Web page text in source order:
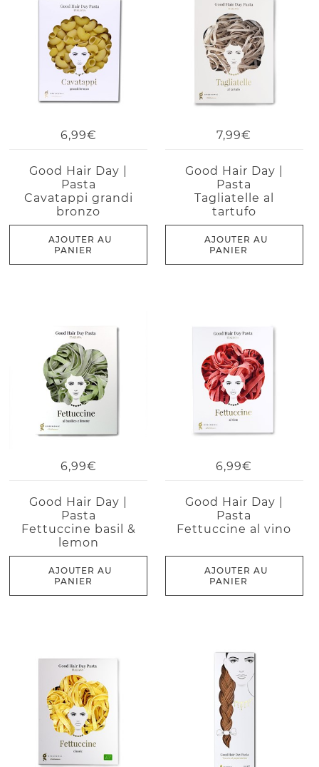
6,99€
Good Hair Day |
Pasta
Cavatappi grandi
bronzo
AJOUTER AU
PANIER
7,99€
Good Hair Day |
Pasta
Tagliatelle al
tartufo
AJOUTER AU
PANIER
6,99€
Good Hair Day |
Pasta
Fettuccine basil &
lemon
AJOUTER AU
PANIER
6,99€
Good Hair Day |
Pasta
Fettuccine al vino
AJOUTER AU
PANIER